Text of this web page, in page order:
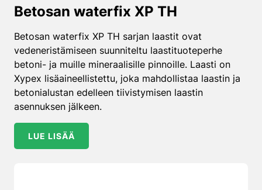
Betosan waterfix XP TH
Betosan waterfix XP TH sarjan laastit ovat
vedeneristämiseen suunniteltu laastituoteperhe
betoni- ja muille mineraalisille pinnoille. Laasti on
Xypex lisäaineellistettu, joka mahdollistaa laastin ja
betonialustan edelleen tiivistymisen laastin
asennuksen jälkeen.
LUE LISÄÄ